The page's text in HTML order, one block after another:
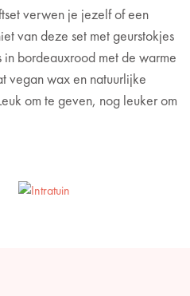
verwen je jezelf of een
van deze set met geurstokjes
bordeauxrood met de warme
vegan wax en natuurlijke
om te geven, nog leuker om